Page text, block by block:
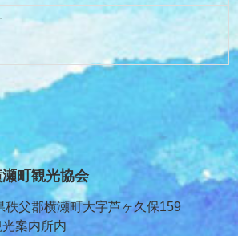
町観光協会
父郡横瀬町大字芦ヶ久保159
案内所内